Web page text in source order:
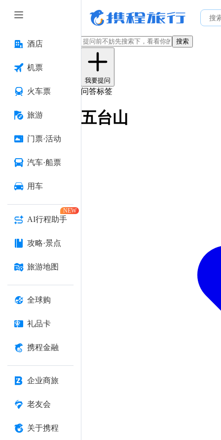
酒店
机票
火车票
旅游
门票·活动
汽车·船票
用车
AI行程助手
NEW
攻略·景点
旅游地图
全球购
礼品卡
携程金融
企业商旅
老友会
关于携程
搜索
我要提问
问答标签
五台山